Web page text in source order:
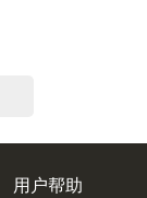
用户帮助